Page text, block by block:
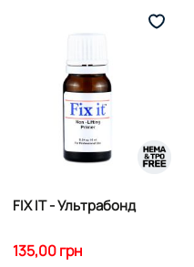
FIX IT - Ультрабонд
135,00 грн